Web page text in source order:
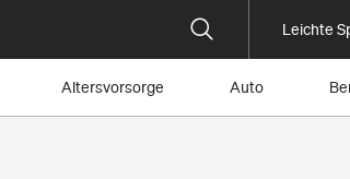
Leichte
Altersvorsorge Auto